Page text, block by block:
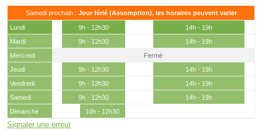
Samedi prochain : Jour férié (Assomption), les horaires peuvent varier
Lundi 9h - 12h30
14h - 19h
Mardi
9h - 12h30
14h - 19h
Mercredi
Fermé
Jeudi
9h - 12h30
14h - 19h
Vendredi
9h - 12h30
14h - 19h
Samedi
9h - 12h30
14h - 19h
Dimanche
10h - 12h30
Signaler une erreur